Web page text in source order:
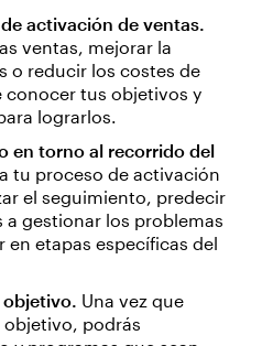
activación de ventas.
ventas, mejorar la
o reducir los costes de
conocer tus objetivos y
lograrlos.
en torno al recorrido del
tu proceso de activación
el seguimiento, predecir
a gestionar los problemas
etapas específicas del
Una vez que
podrás